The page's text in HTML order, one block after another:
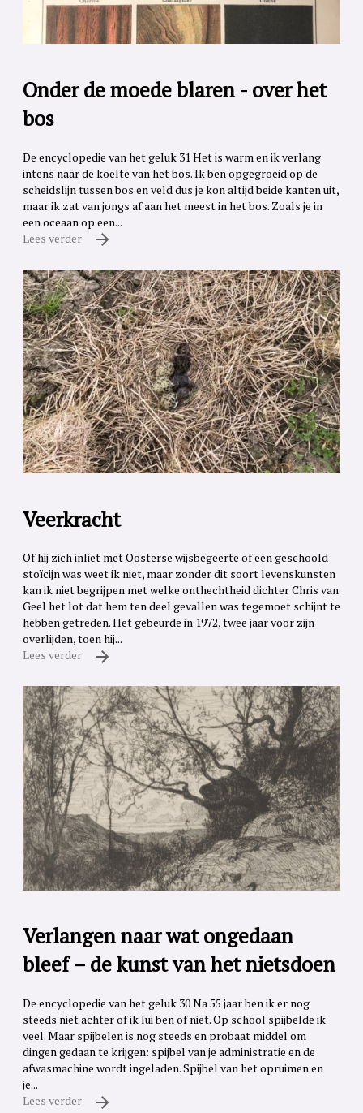
Onder de moede blaren - over het
bos
De encyclopedie van het geluk 31 Het is warm en ik verlang
intens naar de koelte van het bos. Ik ben opgegroeid op de
scheidslijn tussen bos en veld dus je kon altijd beide kanten uit,
maar ik zat van jongs af aan het meest in het bos. Zoals je in
een oceaan op een...
Lees verder
Veerkracht
Of hij zich inliet met Oosterse wijsbegeerte of een geschoold
stoïcijn was weet ik niet, maar zonder dit soort levenskunsten
kan ik niet begrijpen met welke onthechtheid dichter Chris van
Geel het lot dat hem ten deel gevallen was tegemoet schijnt te
hebben getreden. Het gebeurde in 1972, twee jaar voor zijn
overlijden, toen hij...
Lees verder
Verlangen naar wat ongedaan
bleef – de kunst van het nietsdoen
De encyclopedie van het geluk 30 Na 55 jaar ben ik er nog
steeds niet achter of ik lui ben of niet. Op school spijbelde ik
veel. Maar spijbelen is nog steeds en probaat middel om
dingen gedaan te krijgen: spijbel van je administratie en de
afwasmachine wordt ingeladen. Spijbel van het opruimen en
je...
Lees verder